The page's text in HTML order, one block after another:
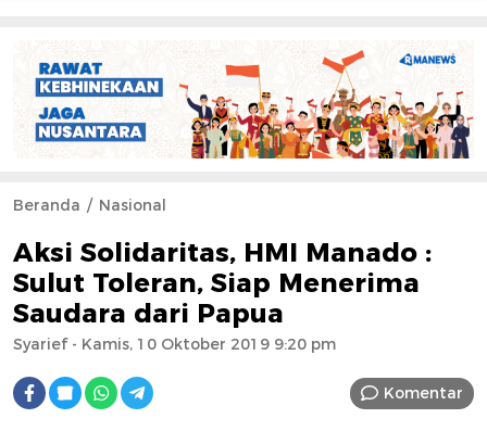
Beranda Nasional
Aksi Solidaritas, HMI Manado :
Sulut Toleran, Siap Menerima
Saudara dari Papua
Syarief- Kamis, 10 Oktober 2019 9:20 pm
Komentar